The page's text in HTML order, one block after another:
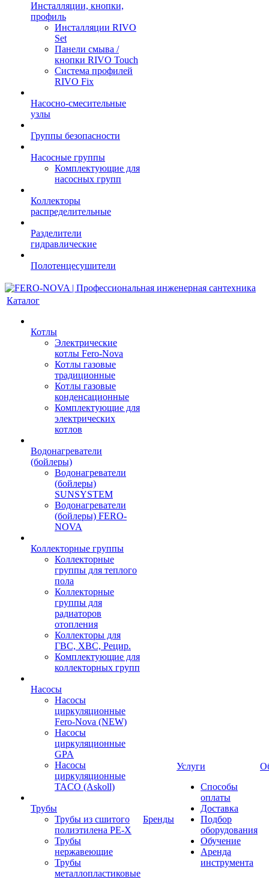
Инсталляции, кнопки,
профиль
Инсталляции RIVO
Set
Панели смыва /
кнопки RIVO Touch
Система профилей
RIVO Fix
Насосно-смесительные
узлы
Группы безопасности
Насосные группы
Комплектующие для
насосных групп
Коллекторы
распределительные
Разделители
гидравлические
Полотенцесушители
Каталог
Котлы
Электрические
котлы Fero-Nova
Котлы газовые
традиционные
Котлы газовые
конденсационные
Комплектующие для
электрических
котлов
Водонагреватели
(бойлеры)
Водонагреватели
(бойлеры)
SUNSYSTEM
Водонагреватели
(бойлеры) FERO-
NOVA
Коллекторные группы
Коллекторные
группы для теплого
пола
Коллекторные
группы для
радиаторов
отопления
Коллекторы для
ГВС, ХВС, Рецир.
Комплектующие для
коллекторных групп
Насосы
Насосы
циркуляционные
Fero-Nova (NEW)
Насосы
циркуляционные
GPA
Насосы
циркуляционные
TACO (Askoll)
Трубы
Трубы из сшитого
полиэтилена PE-X
Трубы
нержавеющие
Трубы
металлопластиковые
Бренды
Услуги
Способы
оплаты
Доставка
Подбор
оборудования
Обучение
Аренда
инструмента